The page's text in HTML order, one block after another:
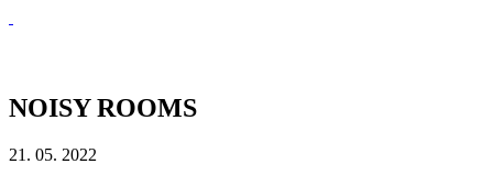
NOISY ROOMS
21. 05. 2022